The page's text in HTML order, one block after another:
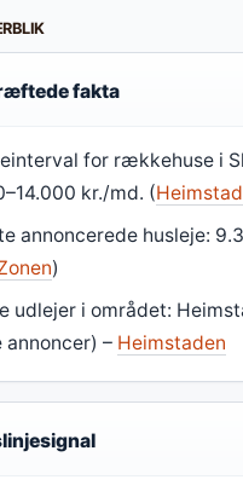
fakta
for rækkehuse i
kr./md. (
annoncerede husleje:
)
udlejer i området:
annoncer) – Heimstaden